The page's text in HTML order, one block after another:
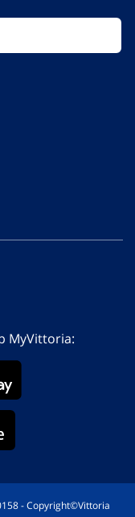
MyVittoria:
- Copyright©Vittoria